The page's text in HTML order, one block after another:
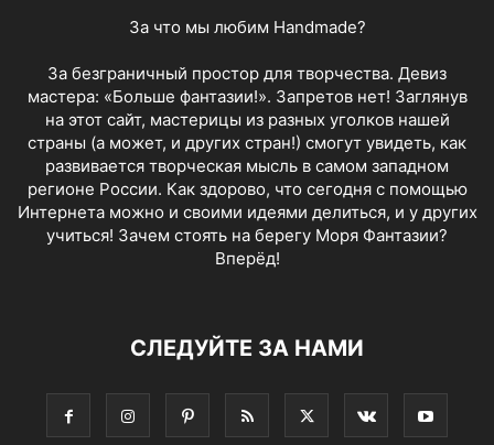
За что мы любим Handmade?
За безграничный простор для творчества. Девиз
мастера: «Больше фантазии!». Запретов нет! Заглянув
на этот сайт, мастерицы из разных уголков нашей
страны (а может, и других стран!) смогут увидеть, как
развивается творческая мысль в самом западном
регионе России. Как здорово, что сегодня с помощью
Интернета можно и своими идеями делиться, и у других
учиться! Зачем стоять на берегу Моря Фантазии?
Вперёд!
СЛЕДУЙТЕ ЗА НАМИ